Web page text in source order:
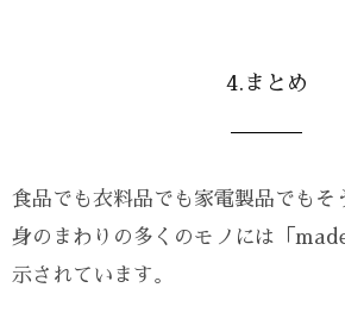
4.まとめ
食品でも衣料品でも家電製品でもそ
身のまわりの多くのモノには「
示されています。